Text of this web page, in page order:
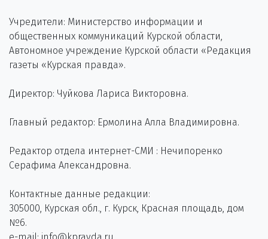
Учредители: Министерство информации и
общественных коммуникаций Курской области,
Автономное учреждение Курской области «Редакция
газеты «Курская правда».
Директор: Чуйкова Лариса Викторовна.
Главный редактор: Ермолина Алла Владимировна.
Редактор отдела интернет-СМИ : Нечипоренко
Серафима Александровна.
Контактные данные редакции:
305000, Курская обл., г. Курск, Красная площадь, дом
№6.
e-mail: info@kpravda.ru